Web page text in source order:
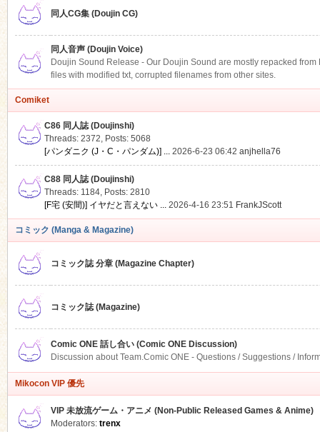
同人CG集 (Doujin CG)
同人音声 (Doujin Voice)
Doujin Sound Release - Our Doujin Sound are mostly repacked
files with modified txt, corrupted filenames from other sites.
Comiket
C86 同人誌 (Doujinshi)
Threads: 2372, Posts: 5068
[パンダニク (J・C・パンダム)] ... 2026-6-23 06:42 anjhella76
C88 同人誌 (Doujinshi)
Threads: 1184, Posts: 2810
[F宅 (安間)] イヤだと言えない ... 2026-4-16 23:51 FrankJScott
コミック (Manga & Magazine)
コミック誌 分章 (Magazine Chapter)
コミック誌 (Magazine)
Comic ONE 話し合い (Comic ONE Discussion)
Discussion about Team.Comic ONE - Questions / Suggestions /
Mikocon VIP 優先
VIP 未放流ゲーム・アニメ (Non-Public Released Games & Anime)
Moderators: trenx